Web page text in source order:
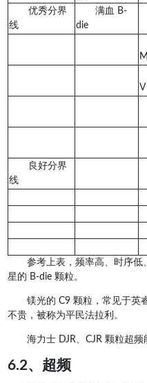
优秀分界
线
满血 B-
die
M
V
良好分界
线
参考上表，频率高、时序低
星的 B-die 颗粒。
镁光的 C9 颗粒，常见于英
不贵，被称为平民法拉利。
海力士 DJR、CJR 颗粒超
6.2、超频